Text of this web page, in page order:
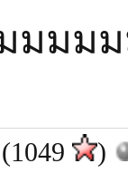
มมม
(1049 )